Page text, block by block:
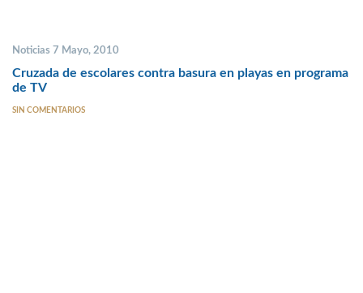
Noticias 7 Mayo, 2010
Cruzada de escolares contra basura en playas en programa
de TV
SIN COMENTARIOS